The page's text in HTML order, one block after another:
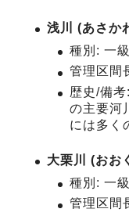
浅川 (あさか
種別: 一級
管理区間
歴史/備
の主要河
には多く
大栗川 (おお
種別: 一級
管理区間